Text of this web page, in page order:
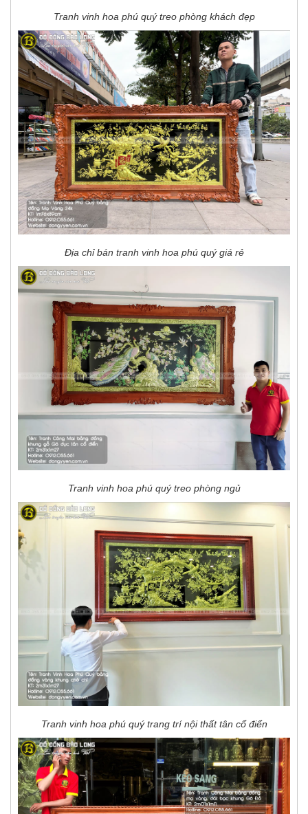
Tranh vinh hoa phú quý treo phòng khách đẹp
Địa chỉ bán tranh vinh hoa phú quý giá rẻ
Tranh vinh hoa phú quý treo phòng ngủ
Tranh vinh hoa phú quý trang trí nội thất tân cổ điển